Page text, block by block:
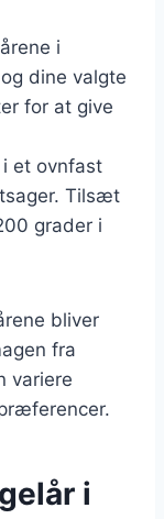
i
dine valgte
for at give
et ovnfast
Tilsæt
grader i
bliver
fra
variere
i